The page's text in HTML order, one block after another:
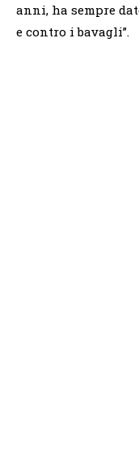
anni, ha sempre
e contro i bavagli”.